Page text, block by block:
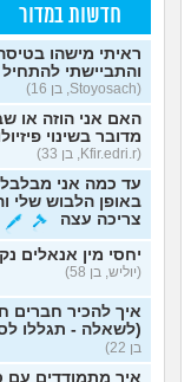
חדשות במדור
ראיתי מישהו
והתביישתי להתחיל
(Stoyosach, בן 16)
האם אני הוזה או
מדובר בשינוי
(Kfir.edri.r, בן 33)
עד כמה אני
באופן הלבוש שלי
צריכה עצה
יחסי מין אנאלים
(יוליש, בן 58)
איך להכיר חברים
(לשאלה - תגללו
בן 22)
איך מתמודדים עם